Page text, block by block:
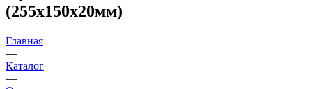
(255x150x20мм)
Главная
—
Каталог
—